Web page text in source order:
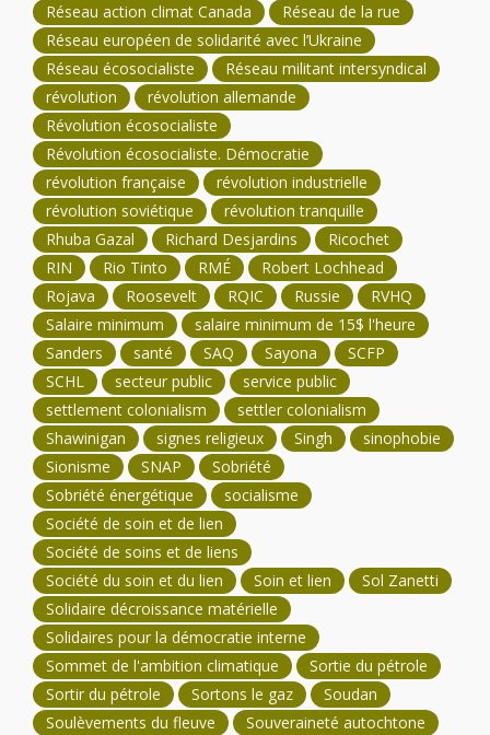
Réseau action climat Canada
Réseau de la rue
Réseau européen de solidarité avec l’Ukraine
Réseau écosocialiste
Réseau militant intersyndical
révolution
révolution allemande
Révolution écosocialiste
Révolution écosocialiste. Démocratie
révolution française
révolution industrielle
révolution soviétique
révolution tranquille
Rhuba Gazal
Richard Desjardins
Ricochet
RIN
Rio Tinto RMÉ
Robert Lochhead
Rojava
Roosevelt RQIC Russie
RVHQ
Salaire minimum
salaire minimum de 15$ l'heure
Sanders
santé SAQ Sayona
SCFP
SCHL
secteur public
service public
settlement colonialism
settler colonialism
Shawinigan
signes religieux Singh
sinophobie
Sionisme
SNAP
Sobriété
Sobriété énergétique
socialisme
Société de soin et de lien
Société de soins et de liens
Société du soin et du lien
Soin et lien
Sol Zanetti
Solidaire décroissance matérielle
Solidaires pour la démocratie interne
Sommet de l'ambition climatique
Sortie du pétrole
Sortir du pétrole
Sortons le gaz
Soudan
Soulèvements du fleuve
Souveraineté autochtone